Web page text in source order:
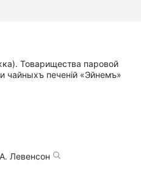
Товарищества паровой
чайныхъ печенiй «Эйнемъ»
Левенсон